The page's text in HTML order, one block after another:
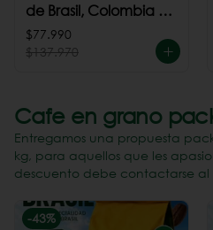
de Brasil, Colombia +
Perú
$77.990
$137.970
Cafe en grano
Entregamos una propuesta
kg, para aquellos que les
descuento debe contactarse al
-43%